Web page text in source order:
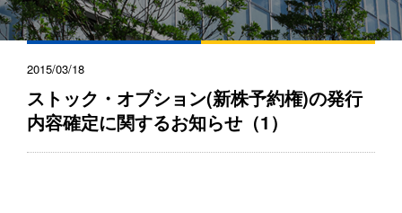
2015/03/18
ストック・オプション(新株予約権)の発行
内容確定に関するお知らせ（1）